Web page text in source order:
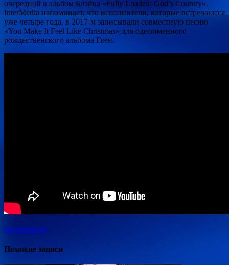
очередной в альбом Блэйка «Fully Loaded: God’s Country».
InterMedia напоминает, что исполнители, которые встречаются
уже четыре года, в 2017-м записывали совместную песню
«You Make It Feel Like Christmas» для одноименного
рождественского альбома Гвен.
intermedia.ru
Похожие записи